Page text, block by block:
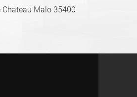
Chateau Malo 35400